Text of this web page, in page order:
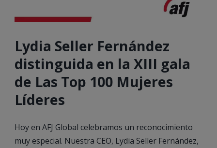
Lydia Seller Fernández
distinguida en la XIII gala
de Las Top 100 Mujeres
Líderes
Hoy en AFJ Global celebramos un reconocimiento
muy especial. Nuestra CEO, Lydia Seller Fernández,